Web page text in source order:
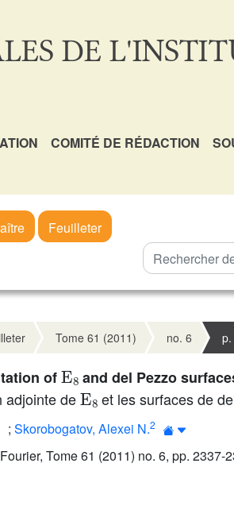
DE
COMITÉ DE RÉDACTION
Feuilleter
Tome 61 (2011) no. 6
of and del Pezzo
adjointe deE8et les surfaces de
; Skorobogatov, Alexei N.2
Tome 61 (2011) no. 6, pp. 2337-